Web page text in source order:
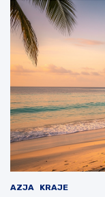
AZJA KRAJE